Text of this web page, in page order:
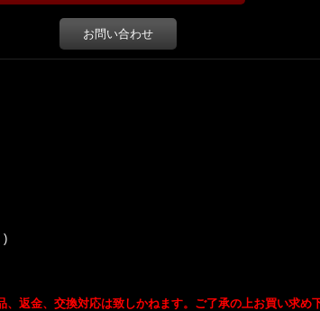
お問い合わせ
)
返金、交換対応は致しかねます。ご了承の上お買い求め